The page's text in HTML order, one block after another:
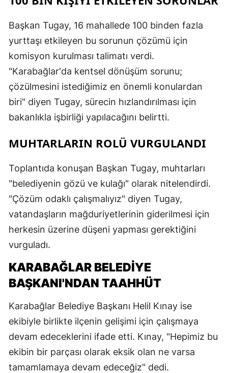
Başkan Tugay, 16 mahallede 100 binden fazla
yurttaşı etkileyen bu sorunun çözümü için
komisyon kurulması talimatı verdi.
"Karabağlar'da kentsel dönüşüm sorunu;
çözülmesini istediğimiz en önemli konulardan
biri" diyen Tugay, sürecin hızlandırılması için
bakanlıkla işbirliği yapılacağını belirtti.
MUHTARLARIN ROLÜ VURGULANDI
Toplantıda konuşan Başkan Tugay, muhtarları
"belediyenin gözü ve kulağı" olarak nitelendirdi.
"Çözüm odaklı çalışmalıyız" diyen Tugay,
vatandaşların mağduriyetlerinin giderilmesi için
herkesin üzerine düşeni yapması gerektiğini
vurguladı.
KARABAĞLAR BELEDIYE
BAŞKANI'NDAN TAAHHÜT
Karabağlar Belediye Başkanı Helil Kınay ise
ekibiyle birlikte ilçenin gelişimi için çalışmaya
devam edeceklerini ifade etti. Kınay, "Hepimiz bu
ekibin bir parçası olarak eksik olan ne varsa
tamamlamaya devam edeceğiz" dedi.